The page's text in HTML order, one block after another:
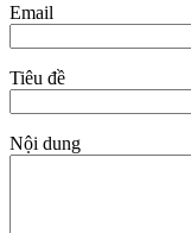
Email
Tiêu đề
Nội dung